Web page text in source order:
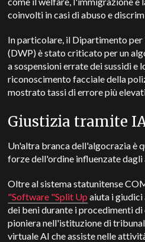
coinvolti in casi di abuso e
In particolare, il Dipartimento per
(DWP) è stato criticato per un
a sospensioni errate dei sussidi e
riconoscimento facciale della
mostrato tassi di errore più
Giustizia tramite
Un'altra branca dell'algocrazia è
forze dell'ordine influenzate
Oltre al sistema statunitense
"Software "Split Up aiuta i giudici
dei beni durante i procedimenti
pioniera nell'istituzione di
virtuale AI che assiste nelle